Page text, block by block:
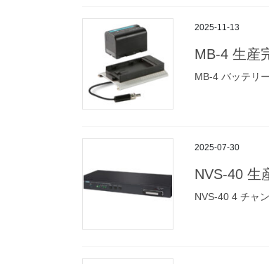
2025-11-13
MB-4 生産
MB-4 バッテリ
2025-07-30
NVS-40 生
NVS-40 4 チャ